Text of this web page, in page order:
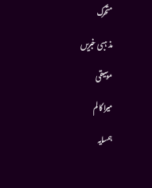
متحرك
مذہبی خبریں
موسيقى
میرا کالم
ہمسایہ